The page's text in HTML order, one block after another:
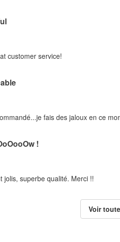
customer service!
fais des jaloux en ce
!
jolis, superbe qualité. Merci !!
Voir